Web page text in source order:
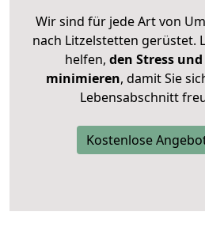
Wir sind für jede Art von
nach Litzelstetten gerüstet.
helfen, den Stress
minimieren, damit Sie
Lebensabschnitt
Kostenlose